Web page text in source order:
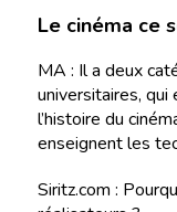
Le cinéma ce
MA : Il a deux
universitaires, qui
l’histoire du
enseignent les
Siritz.com :